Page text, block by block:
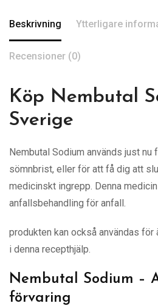
Beskrivning Ytterligare
Recensioner (0)
Köp Nembutal
Sverige
Nembutal Sodium används just nu
sömnbrist, eller för att få dig att
medicinskt ingrepp. Denna
anfallsbehandling för anfall.
produkten kan också användas för
i denna recepthjälp.
Nembutal Sodium –
förvaring